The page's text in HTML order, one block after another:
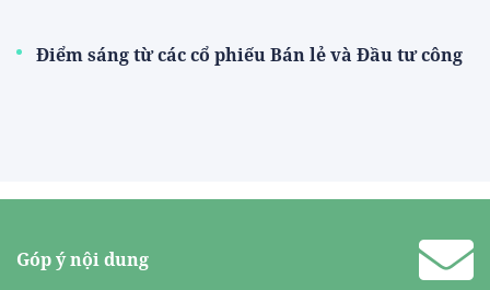
Điểm sáng từ các cổ phiếu Bán lẻ và Đầu tư công
Góp ý nội dung